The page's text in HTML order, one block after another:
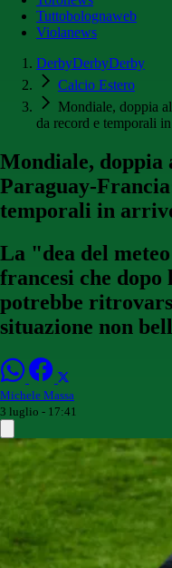
Tuttobolognaweb
Violanews
DerbyDerbyDerby
Calcio Estero
Mondiale, doppia
da record e temporali
Mondiale, doppia
Paraguay-
temporali in
La "dea del
francesi che
potrebbe
situazione non
Michele Massa
3 luglio - 17:41